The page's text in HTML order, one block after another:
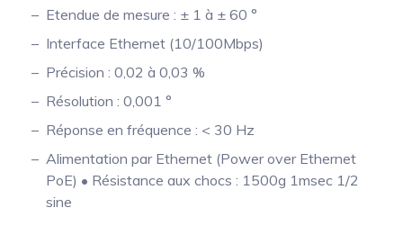
Etendue de mesure : ± 1 à ± 60 °
Interface Ethernet (10/100Mbps)
Précision : 0,02 à 0,03 %
Résolution : 0,001 °
Réponse en fréquence : < 30 Hz
Alimentation par Ethernet (Power over Ethernet
PoE) • Résistance aux chocs : 1500g 1msec 1/2
sine
fil